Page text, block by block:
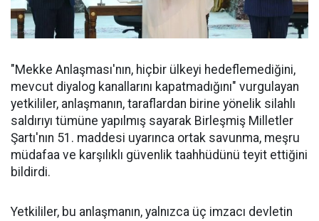
"Mekke Anlaşması'nın, hiçbir ülkeyi hedeflemediğini,
mevcut diyalog kanallarını kapatmadığını" vurgulayan
yetkililer, anlaşmanın, taraflardan birine yönelik silahlı
saldırıyı tümüne yapılmış sayarak Birleşmiş Milletler
Şartı'nın 51. maddesi uyarınca ortak savunma, meşru
müdafaa ve karşılıklı güvenlik taahhüdünü teyit ettiğini
bildirdi.
Yetkililer, bu anlaşmanın, yalnızca üç imzacı devletin